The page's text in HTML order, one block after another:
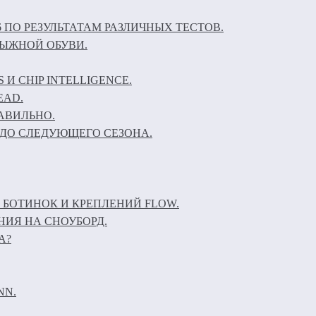
ПО РЕЗУЛЬТАТАМ РАЗЛИЧНЫХ ТЕСТОВ.
ОБУВИ.
CHIP INTELLIGENCE.
СЛЕДУЮЩЕГО СЕЗОНА.
И КРЕПЛЕНИЙ FLOW.
НА СНОУБОРД.